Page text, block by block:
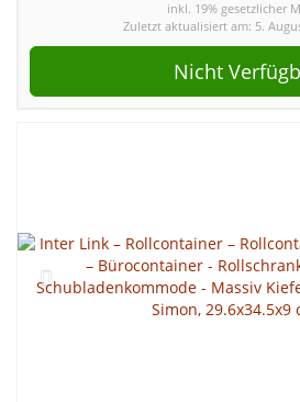
inkl. 19% gesetzlicher
Zuletzt aktualisiert am: 5.
Nicht